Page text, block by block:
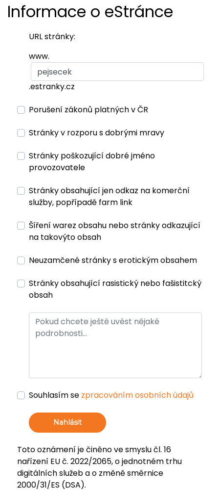
Informace o eStránce
URL stránky:
www.
.estranky.cz
Porušení zákonů platných v ČR
Stránky v rozporu s dobrými mravy
Stránky poškozující dobré jméno
provozovatele
Stránky obsahující jen odkaz na komerční
služby, popřípadě farm link
Šíření warez obsahu nebo stránky odkazující
na takovýto obsah
Neuzamčené stránky s erotickým obsahem
Stránky obsahující rasistický nebo fašistitcký
obsah
Souhlasím se zpracováním osobních údajů
Nahlásit
Toto oznámení je činěno ve smyslu čl. 16
nařízení EU č. 2022/2065, o jednotném trhu
digitálních služeb a o změně směrnice
2000/31/ES (DSA).